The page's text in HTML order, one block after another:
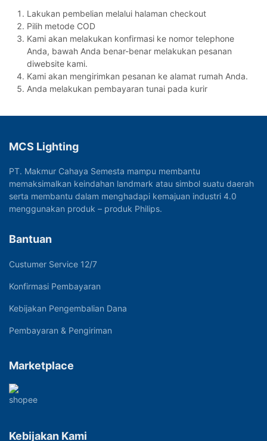
Lakukan pembelian melalui halaman checkout
Pilih metode COD
Kami akan melakukan konfirmasi ke nomor telephone
Anda, bawah Anda benar-benar melakukan pesanan
diwebsite kami.
Kami akan mengirimkan pesanan ke alamat rumah Anda.
Anda melakukan pembayaran tunai pada kurir
MCS Lighting
PT. Makmur Cahaya Semesta mampu membantu
memaksimalkan keindahan landmark atau simbol suatu daerah
serta membantu dalam menghadapi kemajuan industri 4.0
menggunakan produk – produk Philips.
Bantuan
Custumer Service 12/7
Konfirmasi Pembayaran
Kebijakan Pengembalian Dana
Pembayaran & Pengiriman
Marketplace
Kebijakan Kami